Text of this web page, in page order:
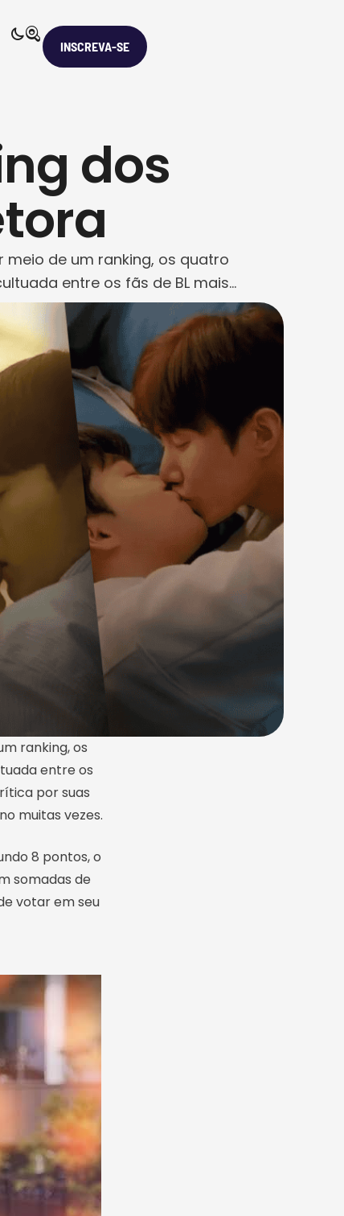
INSCREVA-SE
dos
de um ranking, os quatro
entre os fãs de BL mais
por suas obras que, de certo modo,
ranking, os
entre os
por suas
muitas vezes.
8 pontos, o
somadas de
votar em seu